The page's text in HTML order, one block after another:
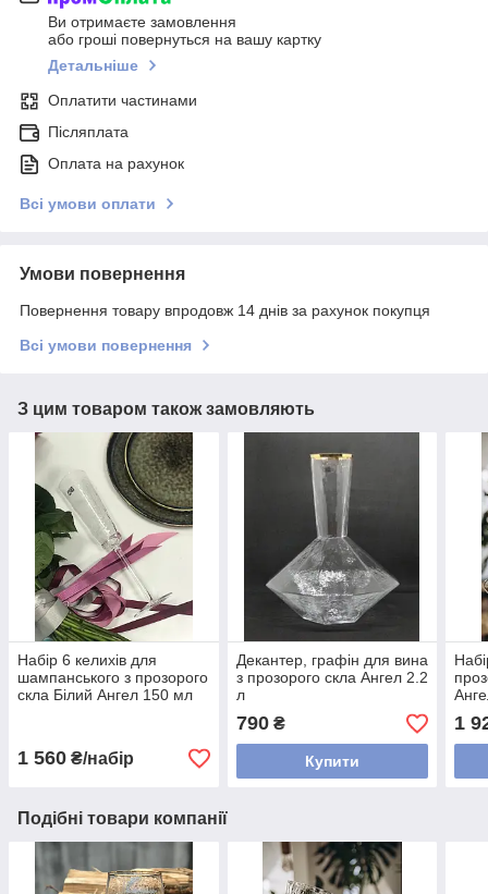
Ви отримаєте замовлення
або гроші повернуться на вашу картку
Детальніше
Оплатити частинами
Післяплата
Оплата на рахунок
Всі умови оплати
Умови повернення
Повернення товару впродовж 14 днів за рахунок покупця
Всі умови повернення
З цим товаром також замовляють
Набір 6 келихів для
шампанського з прозорого
скла Білий Ангел 150 мл
1 560 ₴/набір
Декантер, графін для вина
з прозорого скла Ангел 2.2
л
790₴
Купити
1
Подібні товари компанії